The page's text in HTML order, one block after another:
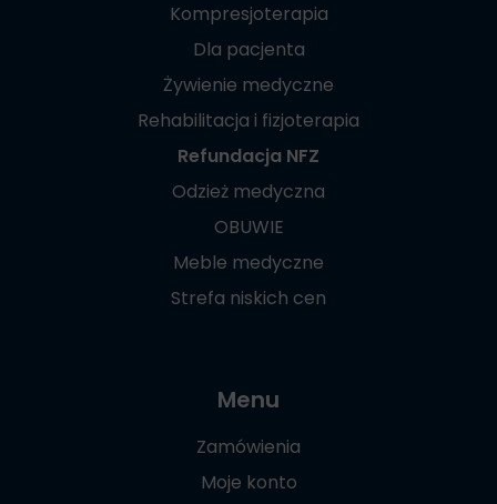
Kompresjoterapia
Dla pacjenta
Żywienie medyczne
Rehabilitacja i fizjoterapia
Refundacja NFZ
Odzież medyczna
OBUWIE
Meble medyczne
Strefa niskich cen
Menu
Zamówienia
Moje konto